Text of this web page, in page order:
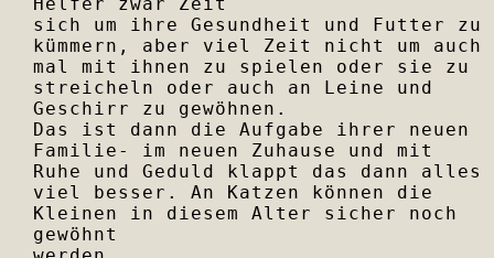
sich um ihre Gesundheit und Futter zu
kümmern, aber viel Zeit nicht um auch
mal mit ihnen zu spielen oder sie zu
streicheln oder auch an Leine und
Geschirr zu gewöhnen.
Das ist dann die Aufgabe ihrer neuen
Familie- im neuen Zuhause und mit
Ruhe und Geduld klappt das dann alles
viel besser. An Katzen können die
Kleinen in diesem Alter sicher noch
gewöhnt